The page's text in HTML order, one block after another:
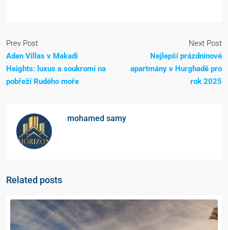
Prev Post
Aden Villas v Makadi
Heights: luxus a soukromí na
pobřeží Rudého moře
Next Post
Nejlepší prázdninové
apartmány v Hurghadě pro
rok 2025
mohamed samy
Related posts